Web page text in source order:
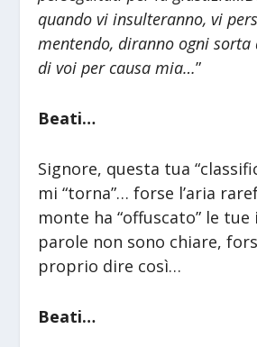
quando vi insulteranno, vi
mentendo, diranno ogni
di voi per causa mia…”
Beati…
Signore, questa tua
mi “torna”… forse l’aria
monte ha “offuscato” le tue
parole non sono chiare,
proprio dire così…
Beati…